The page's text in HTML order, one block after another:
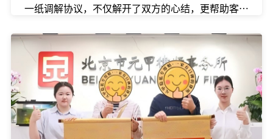
一纸调解协议，不仅解开了双方的心结，更帮助客户成